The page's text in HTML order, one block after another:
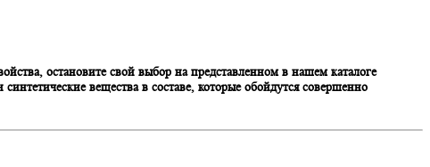
остановите свой выбор на представленном в нашем каталоге
вещества в составе, которые обойдутся совершенно